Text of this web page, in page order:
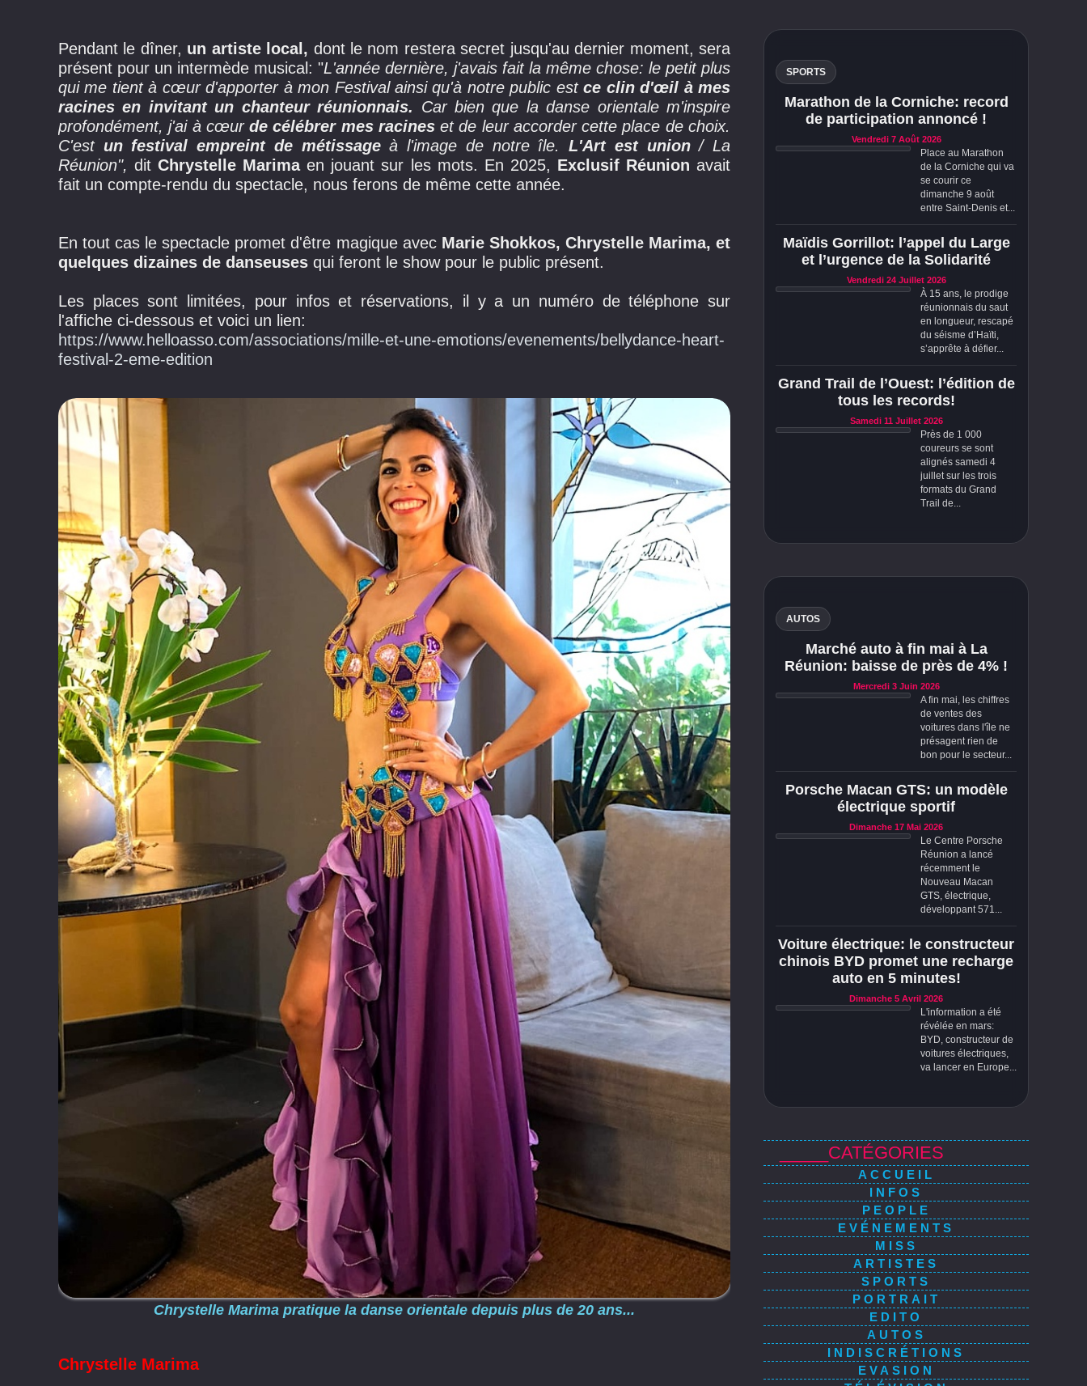
Pendant le dîner, un artiste local, dont le nom restera secret jusqu'au dernier moment, sera
présent pour un intermède musical: "L'année dernière, j'avais fait la même chose: le petit plus
qui me tient à cœur d'apporter à mon Festival ainsi qu'à notre public estce clin d'œil à mes
racines en invitant un chanteur réunionnais. Car bien que la danse orientale m'inspire
profondément, j'ai à cœurde célébrer mes racineset de leur accorder cette place de choix.
C'est un festival empreint de métissageà l'image de notre île.L'Art est union/ La
Réunion",ditChrystelle Marimaen jouant sur les mots. En 2025, Exclusif Réunionavait
fait un compte-rendu du spectacle, nous ferons de même cette année.
En tout cas le spectacle promet d'être magique avec Marie Shokkos, Chrystelle Marima, et
quelques dizaines de danseuses qui feront le show pour le public présent.
Les places sont limitées, pour infos et réservations, il y a un numéro de téléphone sur
l'affiche ci-dessous et voici un lien:
https://www.helloasso.com/associations/mille-et-une-emotions/evenements/bellydance-heart-
festival-2-eme-edition
Chrystelle Marima pratique la danse orientale depuis plus de 20 ans...
Chrystelle Marima
SPORTS
Marathon de la Corniche: record
de participation annoncé !
Vendredi 7 Août 2026
Place au Marathon
de la Corniche qui va
se courir ce
dimanche 9 août
entre Saint-Denis et...
Maïdis Gorrillot: l’appel du Large
et l’urgence de la Solidarité
Vendredi 24 Juillet 2026
À 15 ans, le prodige
réunionnais du saut
en longueur, rescapé
du séisme d’Haïti,
s’apprête à défier...
Grand Trail de l’Ouest: l’édition de
tous les records!
Samedi 11 Juillet 2026
Près de 1 000
coureurs se sont
alignés samedi 4
juillet sur les trois
formats du Grand
Trail de...
AUTOS
Marché auto à fin mai à La
Réunion: baisse de près de 4% !
Mercredi 3 Juin 2026
A fin mai, les chiffres
de ventes des
voitures dans l'île ne
présagent rien de
bon pour le secteur...
Porsche Macan GTS: un modèle
électrique sportif
Dimanche 17 Mai 2026
Le Centre Porsche
Réunion a lancé
récemment le
Nouveau Macan
GTS, électrique,
développant 571...
Voiture électrique: le constructeur
chinois BYD promet une recharge
auto en 5 minutes!
Dimanche 5 Avril 2026
L'information a été
révélée en mars:
BYD, constructeur de
voitures électriques,
va lancer en Europe...
_____CATÉGORIES
ACCUEIL
INFOS
PEOPLE
EVÉNEMENTS
MISS
ARTISTES
SPORTS
PORTRAIT
EDITO
AUTOS
INDISCRÉTIONS
EVASION